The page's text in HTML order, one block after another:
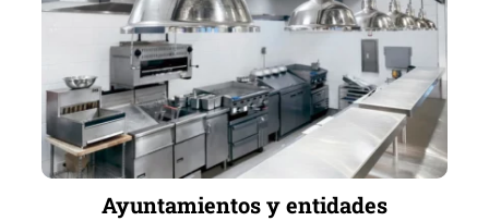
Ayuntamientos y entidades